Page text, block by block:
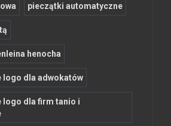
pieczątki automatyczne
henocha
logo dla adwokatów
logo dla firm tanio i